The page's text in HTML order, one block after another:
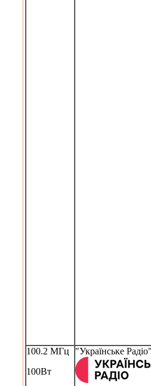
100.2 МГц
100Вт
"Українське